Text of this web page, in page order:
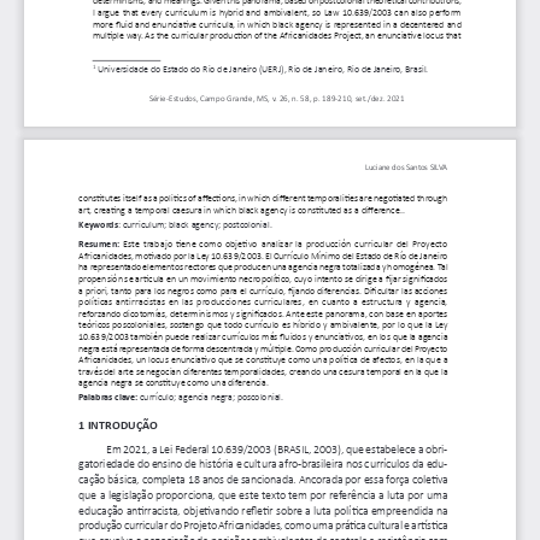
I argue that every curriculum is hybrid and ambivalent, so Law 10.639/2003 can also perform
more fluid and enunciative curricula, in which black agency is represented in a decentered and
multiple way. As the curricular production of the Africanidades Project, an enunciative locus that
1 Universidade do Estado do Rio de Janeiro (UERJ), Rio de Janeiro, Rio de Janeiro, Brasil.
Série-Estudos, Campo Grande, MS, v. 26, n. 58, p. 189-210, set./dez. 2021
Luciane dos Santos SILVA
constitutes itself as a politics of affections, in which different temporalities are negotiated through
art, creating a temporal caesura in which black agency is constituted as a difference..
Keywords: curriculum; black agency; postcolonial.
Resumen: Este trabajo tiene como objetivo analizar la producción curricular del Proyecto
Africanidades, motivado por la Ley 10.639/2003. El Currículo Mínimo del Estado de Río de Janeiro
ha representado elementos rectores que producen una agencia negra totalizada y homogénea. Tal
propensión se articula en un movimiento necropolítico, cuyo intento se dirige a fijar significados
a priori, tanto para los negros como para el currículo, fijando diferencias. Dificultar las acciones
políticas antirracistas en las producciones curriculares, en cuanto a estructura y agencia,
reforzando dicotomías, determinismos y significados. Ante este panorama, con base en aportes
teóricos poscoloniales, sostengo que todo currículo es híbrido y ambivalente, por lo que la Ley
10.639/2003 también puede realizar currículos más fluidos y enunciativos, en los que la agencia
negra está representada de forma descentrada y múltiple. Como producción curricular del Proyecto
Africanidades, un locus enunciativo que se constituye como una política de afectos, en la que a
través del arte se negocian diferentes temporalidades, creando una cesura temporal en la que la
agencia negra se constituye como una diferencia.
Palabras clave: currículo; agencia negra; poscolonial.
1 INTRODUÇÃO
Em 2021, a Lei Federal 10.639/2003 (BRASIL, 2003), que estabelece a obri-
gatoriedade do ensino de história e cultura afro-brasileira nos currículos da edu-
cação básica, completa 18 anos de sancionada. Ancorada por essa força coletiva
que a legislação proporciona, que este texto tem por referência a luta por uma
educação antirracista, objetivando refletir sobre a luta política empreendida na
produção curricular do Projeto Africanidades, como uma prática cultural e artística